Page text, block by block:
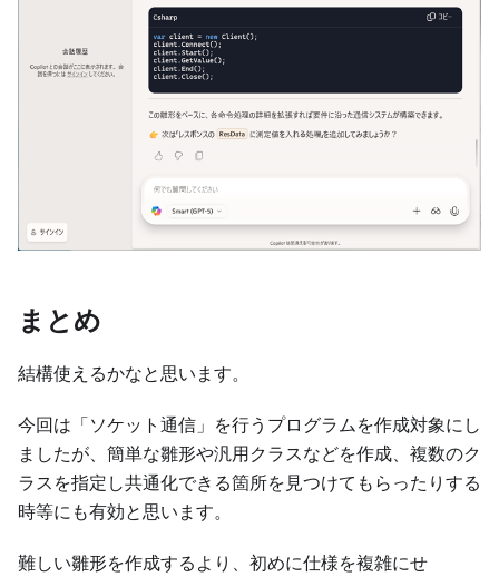
まとめ
結構使えるかなと思います。
今回は「ソケット通信」を行うプログラムを作成対象にし
ましたが、簡単な雛形や汎用クラスなどを作成、複数のク
ラスを指定し共通化できる箇所を見つけてもらったりする
時等にも有効と思います。
難しい雛形を作成するより、初めに仕様を複雑にせ